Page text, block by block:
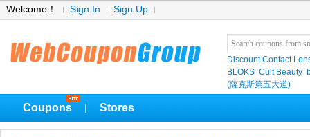
Welcome！ Sign In Sign Up
Discount Contact
BLOKS Cult Beauty
(薩克斯第五大道)
Coupons Stores